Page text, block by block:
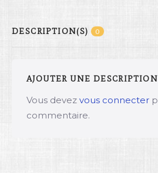
DESCRIPTION(S) 0
AJOUTER UNE DESCRIPTION
Vous devez vous connecter
commentaire.